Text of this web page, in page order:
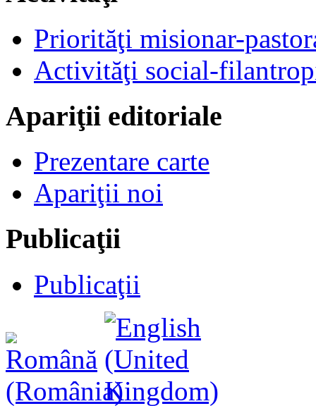
Priorităţi misionar-
Activităţi social-
Apariţii editoriale
Prezentare carte
Apariţii noi
Publicaţii
Publicaţii